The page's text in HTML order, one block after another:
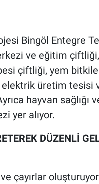
Bingöl Entegre
ve eğitim
çiftliği, yem
elektrik üretim tesisi
hayvan sağlığı
yer alıyor.
DÜZENLİ
ve çayırlar